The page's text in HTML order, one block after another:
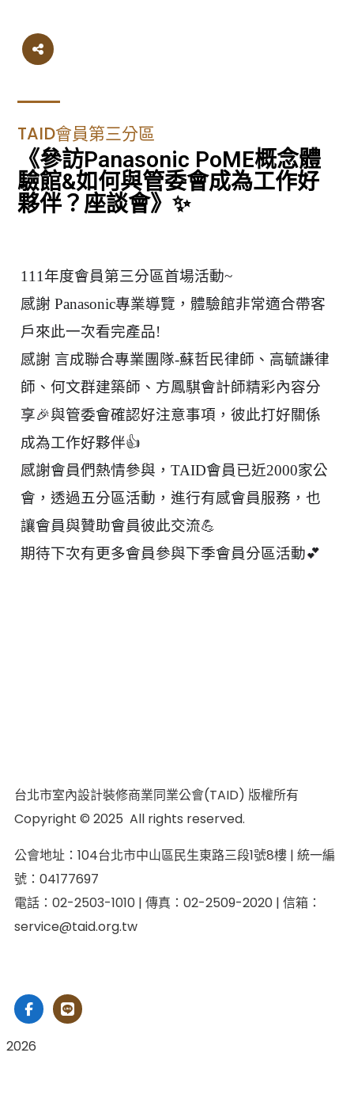
TAID會員第三分區
《參訪Panasonic PoME概念體
驗館&如何與管委會成為工作好
夥伴？座談會》✨
111年度會員第三分區首場活動~
感謝 Panasonic專業導覽，體驗館非常適合帶客
戶來此一次看完產品!
感謝 言成聯合專業團隊-蘇哲民律師、高毓謙律
師、 何文群建築師、方鳳騏會計師精彩內容分
享🎉與管委會確認好注意事項，彼此打好關係
成為工作好夥伴👍
感謝會員們熱情參與，TAID會員已近2000家公
會， 透過五分區活動，進行有感會員服務，也
讓會員與贊助會員彼此交流💪
期待下次有更多會員參與下季會員分區活動💕
台北市室內設計裝修商業同業公會(TAID) 版權所有
Copyright © 2025 All rights reserved.
公會地址：104台北市中山區民生東路三段1號8樓 | 統一編
號：04177697
電話：02-2503-1010 | 傳真：02-2509-2020 | 信箱：
service@taid.org.tw
2026